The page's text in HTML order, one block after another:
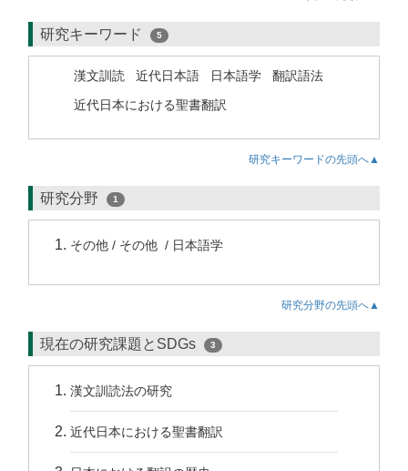
研究キーワード 5
漢文訓読 近代日本語 日本語学
翻訳語法
近代日本における聖書翻訳
研究キーワードの先頭へ▲
研究分野 1
その他 / その他 / 日本語学
研究分野の先頭へ▲
現在の研究課題とSDGs 3
漢文訓読法の研究
近代日本における聖書翻訳